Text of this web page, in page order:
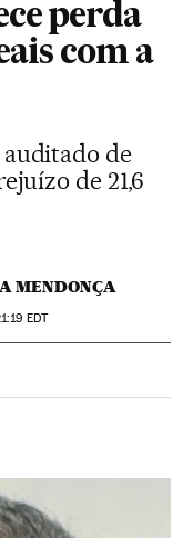
perda
com a
de
de 21,6
MENDONÇA
EDT